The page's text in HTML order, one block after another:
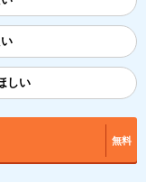
しい
無料